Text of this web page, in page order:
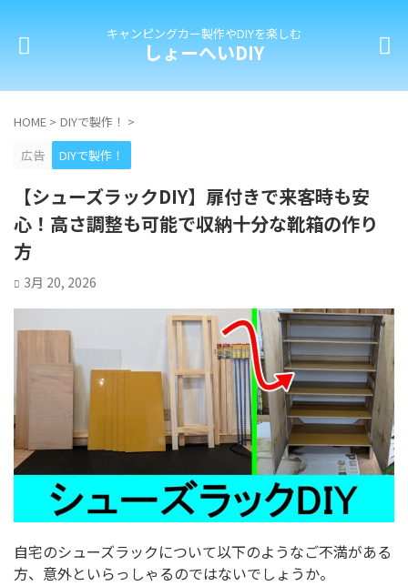
キャンピングカー製作やDIYを楽しむ
しょーへいDIY
HOME > DIYで製作！ >
広告
DIYで製作！
【シューズラックDIY】扉付きで来客時も安
心！高さ調整も可能で収納十分な靴箱の作り
方
3月 20, 2026
自宅のシューズラックについて以下のようなご不満がある
方、意外といらっしゃるのではないでしょうか。